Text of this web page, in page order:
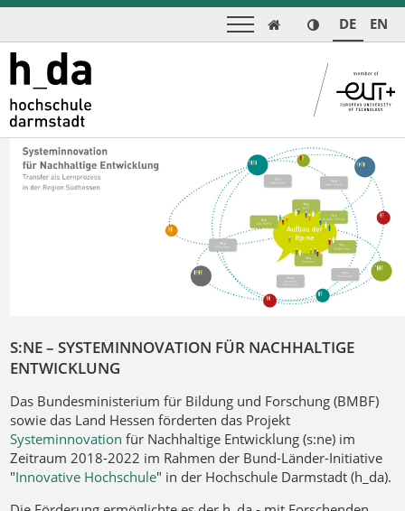
 DE EN
S:NE – SYSTEMINNOVATION FÜR NACHHALTIGE
ENTWICKLUNG
Das Bundesministerium für Bildung und Forschung (BMBF)
sowie das Land Hessen förderten das Projekt
Systeminnovation für Nachhaltige Entwicklung (s:ne) im
Zeitraum 2018-2022 im Rahmen der Bund-Länder-Initiative
"Innovative Hochschule" in der Hochschule Darmstadt (h_da).